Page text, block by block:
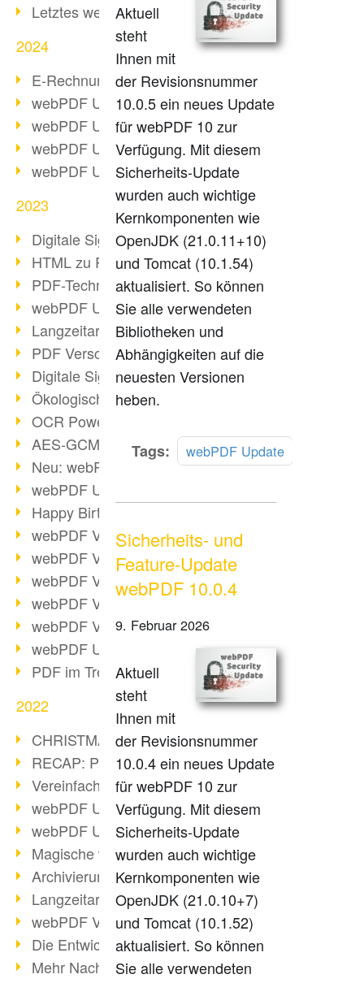
Letztes webPDF 8 Update
2024
E-Rechnungsstellung ab 2025
webPDF Update 9.0.0.3584
webPDF Update 9.0.0.3479
webPDF Update 9.0.0.3361
webPDF Update 9.0.0.3264
2023
Digitale Signatur in PDF
HTML zu PDF
PDF-Techniken für Barrierefreiheit
webPDF Update 9.0.0.3149
Langzeitarchivierung mit PDF/A
PDF Verschlüsselung
Digitale Signaturen
Ökologischen Abdruck reduzieren
OCR Power für Profis
AES-GCM-Unterstützung (PDF 2.0)
Neu: webPDF Developer Hub
webPDF Update 9.0.0.2898
Happy Birthday, PDF!
webPDF Video-Session 4
webPDF Video-Session 3
webPDF Video-Session 2
webPDF Video-Session 1
webPDF Video-Session Termine
webPDF Update 9.0.0.2843
PDF im Trend
2022
CHRISTMAS 2022 loading
RECAP: PDF Days Europe 2022
Vereinfachung Personalprozesse
webPDF Update 8.0.0.2727
webPDF Update 9.0.0.2732
Magische webPDF Version 9
Archivierung: Aufbewahrungsfristen
Langzeitarchivierung mit PDF/A
webPDF Video - Behind the Scenes
Die Entwicklung von PDF/X
Mehr Nachhaltigkeit durch PDF
Aktuell
steht
Ihnen mit
der Revisionsnummer
10.0.5 ein neues Update
für webPDF 10 zur
Verfügung. Mit diesem
Sicherheits-Update
wurden auch wichtige
Kernkomponenten wie
OpenJDK (21.0.11+10)
und Tomcat (10.1.54)
aktualisiert. So können
Sie alle verwendeten
Bibliotheken und
Abhängigkeiten auf die
neuesten Versionen
heben.
Tags: webPDF Update
Sicherheits- und
Feature-Update
webPDF 10.0.4
9. Februar 2026
Aktuell
steht
Ihnen mit
der Revisionsnummer
10.0.4 ein neues Update
für webPDF 10 zur
Verfügung. Mit diesem
Sicherheits-Update
wurden auch wichtige
Kernkomponenten wie
OpenJDK (21.0.10+7)
und Tomcat (10.1.52)
aktualisiert. So können
Sie alle verwendeten